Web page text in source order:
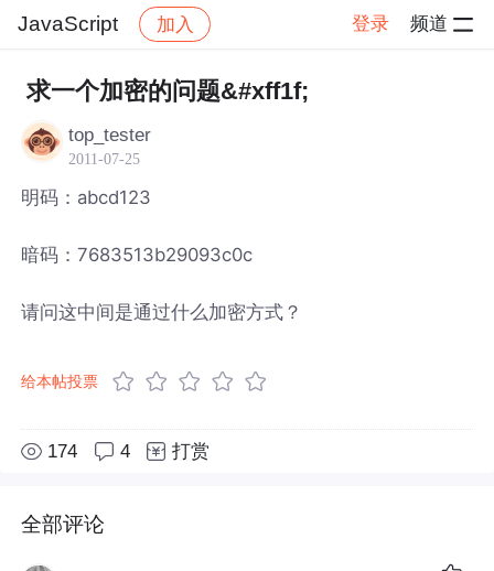
JavaScript 加入 登录 频道
社区 JavaScript 帖子详情
求一个加密的问题&#xff1f;
top_tester
2011-07-25
明码：abcd123
暗码：7683513b29093c0c
请问这中间是通过什么加密方式？
给本帖投票
174 4 打赏
全部评论